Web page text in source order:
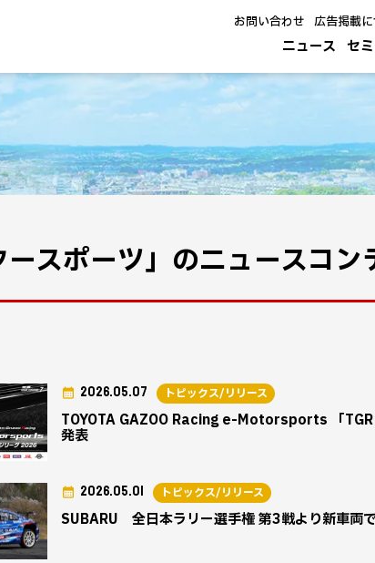
ニュース セ
お問い合わせ 広告掲載
ースポーツ」のニュースコ
TOYOTA GAZOO Racing e-Motorsports 「
発表
2026.05.07 トピックス/リリース
SUBARU 全日本ラリー選手権 第3戦より新車両
2026.05.01 トピックス/リリース